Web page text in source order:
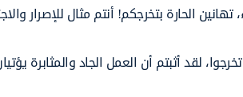
تهانين الحارة بتخرجكم! أنتم مثال للإصرار
لقد أثبتم أن العمل الجاد والمثابرة